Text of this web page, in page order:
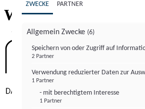
Willkommen bei
ZWECKE PARTNER
Allgemein Zwecke (6)
Speichern von oder Zugriff auf
2 Partner
Verwendung reduzierter Daten zur
1 Partner
- mit berechtigtem Interesse
1 Partner